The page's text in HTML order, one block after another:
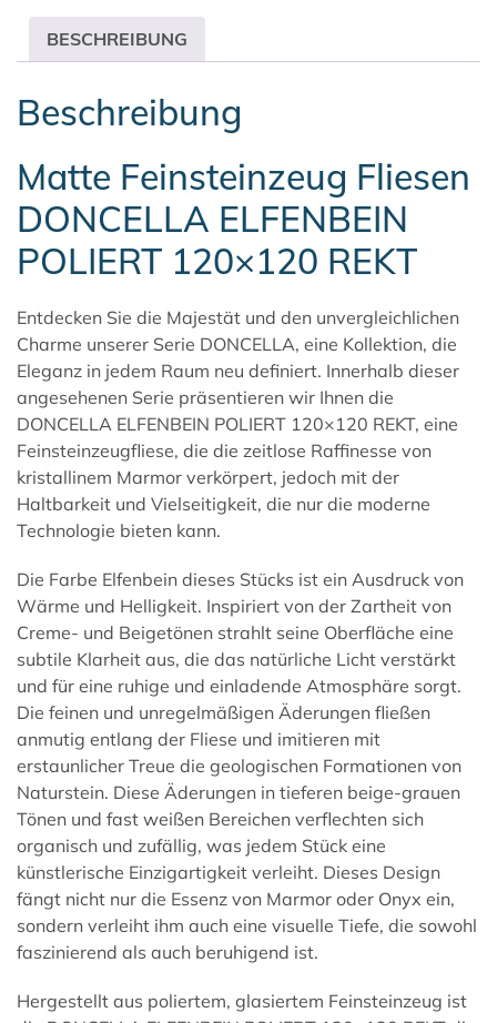
BESCHREIBUNG
Beschreibung
Matte Feinsteinzeug Fliesen
DONCELLA ELFENBEIN
POLIERT 120×120 REKT
Entdecken Sie die Majestät und den unvergleichlichen
Charme unserer Serie DONCELLA, eine Kollektion, die
Eleganz in jedem Raum neu definiert. Innerhalb dieser
angesehenen Serie präsentieren wir Ihnen die
DONCELLA ELFENBEIN POLIERT 120×120 REKT, eine
Feinsteinzeugfliese, die die zeitlose Raffinesse von
kristallinem Marmor verkörpert, jedoch mit der
Haltbarkeit und Vielseitigkeit, die nur die moderne
Technologie bieten kann.
Die Farbe Elfenbein dieses Stücks ist ein Ausdruck von
Wärme und Helligkeit. Inspiriert von der Zartheit von
Creme- und Beigetönen strahlt seine Oberfläche eine
subtile Klarheit aus, die das natürliche Licht verstärkt
und für eine ruhige und einladende Atmosphäre sorgt.
Die feinen und unregelmäßigen Äderungen fließen
anmutig entlang der Fliese und imitieren mit
erstaunlicher Treue die geologischen Formationen von
Naturstein. Diese Äderungen in tieferen beige-grauen
Tönen und fast weißen Bereichen verflechten sich
organisch und zufällig, was jedem Stück eine
künstlerische Einzigartigkeit verleiht. Dieses Design
fängt nicht nur die Essenz von Marmor oder Onyx ein,
sondern verleiht ihm auch eine visuelle Tiefe, die sowohl
faszinierend als auch beruhigend ist.
Hergestellt aus poliertem, glasiertem Feinsteinzeug ist